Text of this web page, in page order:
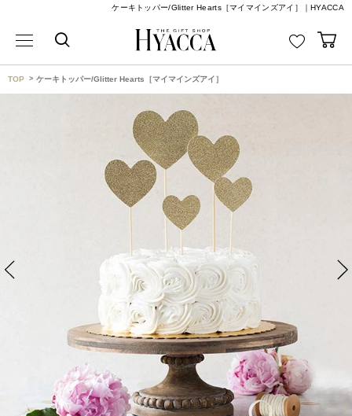
ケーキトッパー/Glitter Hearts［マイマインズアイ］｜HYACCA
TOP ケーキトッパー/Glitter Hearts［マイマインズアイ］